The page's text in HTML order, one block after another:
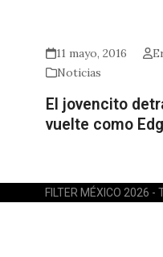
11 mayo, 2016
Noticias
El jovencito
vuelte como
FILTER MÉXICO 2026